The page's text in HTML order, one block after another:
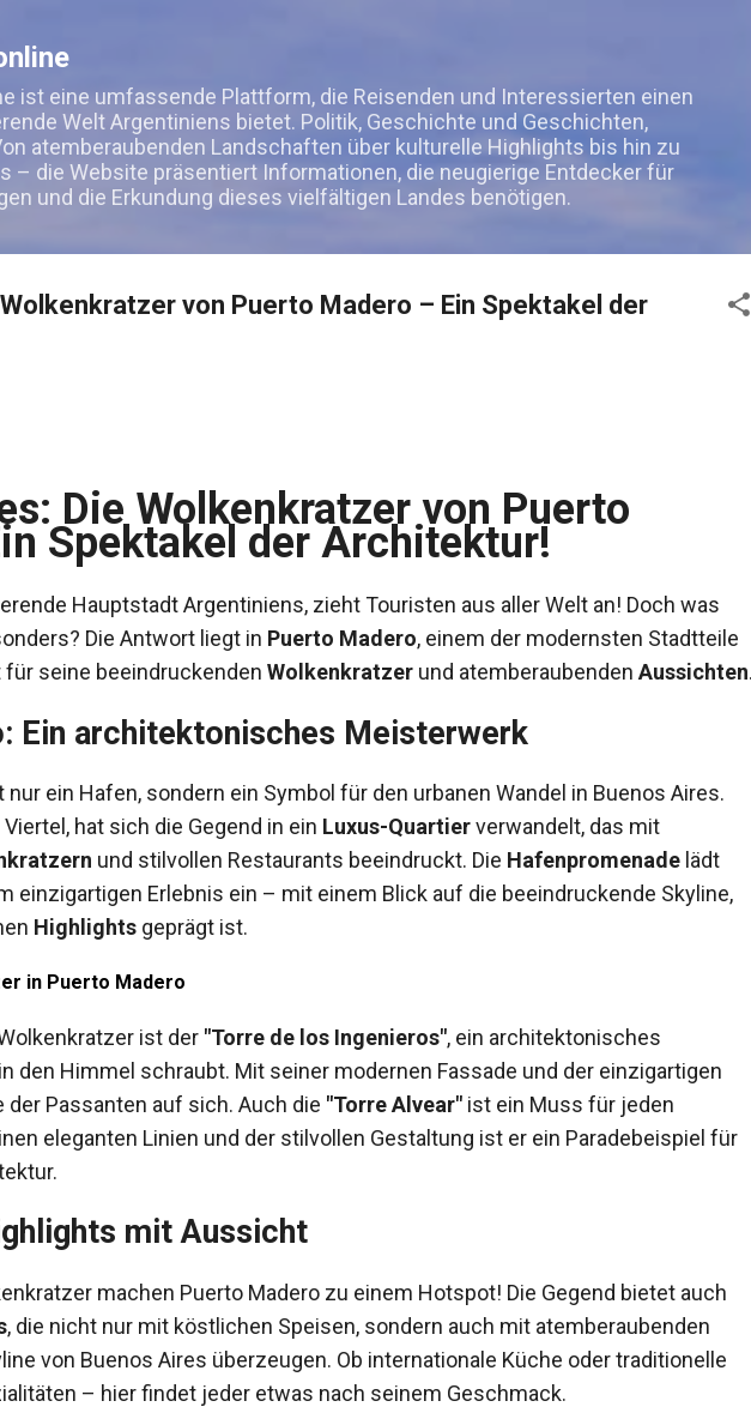
ist eine umfassende Plattform, die Reisenden und Interessierten einen
Welt Argentiniens bietet. Politik, Geschichte und Geschichten,
atemberaubenden Landschaften über kulturelle Highlights bis hin zu
– die Website präsentiert Informationen, die neugierige Entdecker für
und die Erkundung dieses vielfältigen Landes benötigen.
von Puerto Madero – Ein Spektakel der
Die Wolkenkratzer von Puerto
Spektakel der Architektur!
Hauptstadt Argentiniens, zieht Touristen aus aller Welt an! Doch was
Die Antwort liegt in Puerto Madero, einem der modernsten Stadtteile
für seine beeindruckenden Wolkenkratzer und atemberaubenden Aussichten.
Ein architektonisches Meisterwerk
ein Hafen, sondern ein Symbol für den urbanen Wandel in Buenos Aires.
hat sich die Gegend in ein Luxus-Quartierverwandelt, das mit
und stilvollen Restaurants beeindruckt. Die Hafenpromenade lädt
einzigartigen Erlebnis ein – mit einem Blick auf die beeindruckende Skyline,
Highlights geprägt ist.
in Puerto Madero
ist der "Torre de los Ingenieros", ein architektonisches
den Himmel schraubt. Mit seiner modernen Fassade und der einzigartigen
der Passanten auf sich. Auch die "Torre Alvear" ist ein Muss für jeden
eleganten Linien und der stilvollen Gestaltung ist er ein Paradebeispiel für
mit Aussicht
machen Puerto Madero zu einem Hotspot! Die Gegend bietet auch
, die nicht nur mit köstlichen Speisen, sondern auch mit atemberaubenden
von Buenos Aires überzeugen. Ob internationale Küche oder traditionelle
– hier findet jeder etwas nach seinem Geschmack.